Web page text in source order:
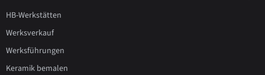
HB-Werkstätten
Werksverkauf
Werksführungen
Keramik bemalen